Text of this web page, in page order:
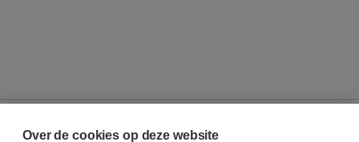
Over de cookies op deze website